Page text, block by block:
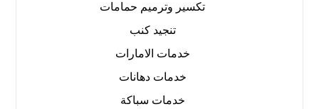
تكسير وترميم حمامات
تنجيد كنب
خدمات الامارات
خدمات دهانات
خدمات سباكة